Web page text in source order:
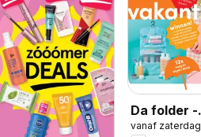
Da folder -
Magazine
vanaf